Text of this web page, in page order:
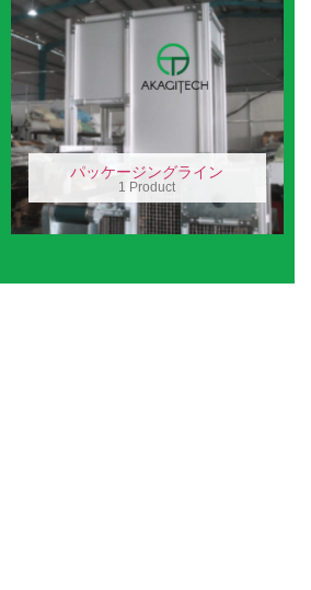
パッケージングライン
1 Product